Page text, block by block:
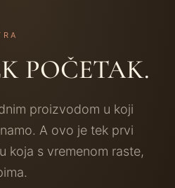
POČETAK.
proizvodom u koji
A ovo je tek prvi
koja s vremenom raste,